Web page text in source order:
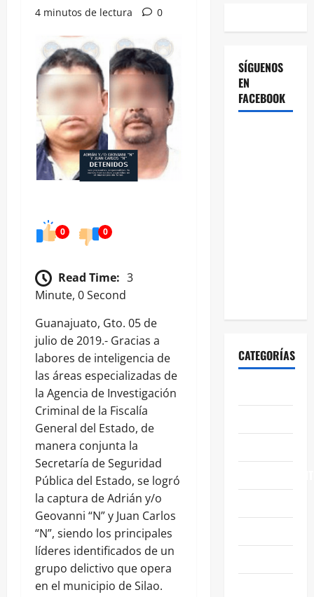
4 minutos de lectura
0
0 0
Read Time: 3
Minute, 0 Second
Guanajuato, Gto. 05 de
julio de 2019.- Gracias a
labores de inteligencia de
las áreas especializadas de
la Agencia de Investigación
Criminal de la Fiscalía
General del Estado, de
manera conjunta la
Secretaría de Seguridad
Pública del Estado, se logró
la captura de Adrián y/o
Geovanni “N” y Juan Carlos
“N”, siendo los principales
líderes identificados de un
grupo delictivo que opera
en el municipio de Silao.
SÍGUENOS
EN
FACEBOOK
CATEGORÍAS